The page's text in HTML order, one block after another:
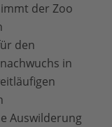
der Zoo
den
in
Auswilderung